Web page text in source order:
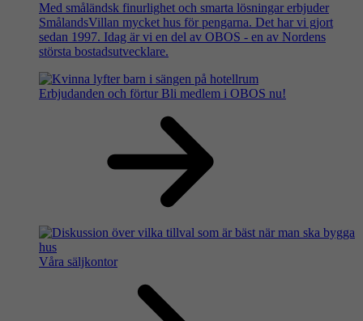
Med småländsk finurlighet och smarta lösningar erbjuder
SmålandsVillan mycket hus för pengarna. Det har vi gjort
sedan 1997. Idag är vi en del av OBOS - en av Nordens
största bostadsutvecklare.
Erbjudanden och förtur Bli medlem i OBOS nu!
Våra säljkontor